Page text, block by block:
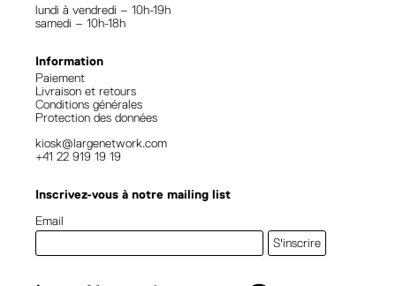
lundi à vendredi – 10h-19h
samedi – 10h-18h
Information
Paiement
Livraison et retours
Conditions générales
Protection des données
kiosk@largenetwork.com
+41 22 919 19 19
Inscrivez-vous à notre mailing list
Email